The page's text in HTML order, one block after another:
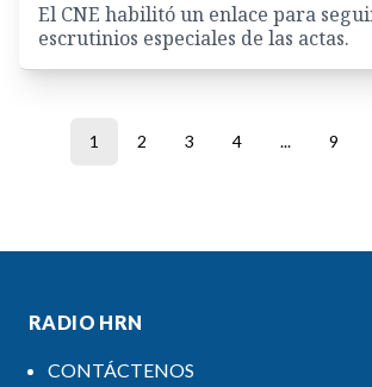
El CNE habilitó un enlace para
escrutinios especiales de las actas.
1 2 3 4 ... 9
RADIO HRN
CONTÁCTENOS